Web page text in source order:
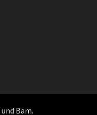
und Bam.